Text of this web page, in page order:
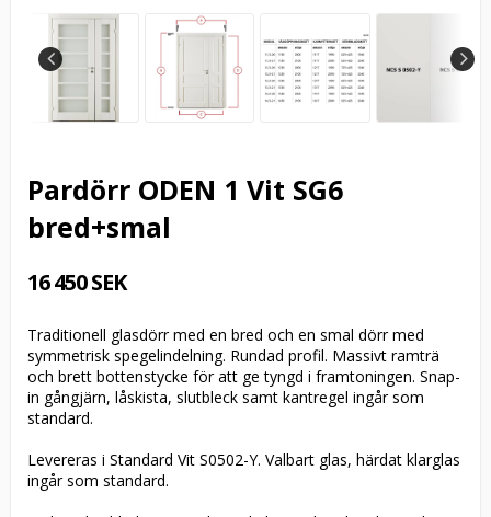
Pardörr ODEN 1 Vit SG6
bred+smal
16 450 SEK
Traditionell glasdörr med en bred och en smal dörr med
symmetrisk spegelindelning. Rundad profil. Massivt ramträ
och brett bottenstycke för att ge tyngd i framtoningen. Snap-
in gångjärn, låskista, slutbleck samt kantregel ingår som
standard.
Levereras i Standard Vit S0502-Y. Valbart glas, härdat klarglas
ingår som standard.